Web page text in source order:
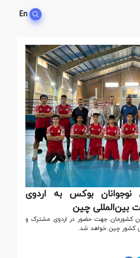
En
نوجوانان بوکس به اردوی
بین‌المللی چین
کشورمان جهت حضور در اردوی مشترک و
کشور چین خواهد شد.